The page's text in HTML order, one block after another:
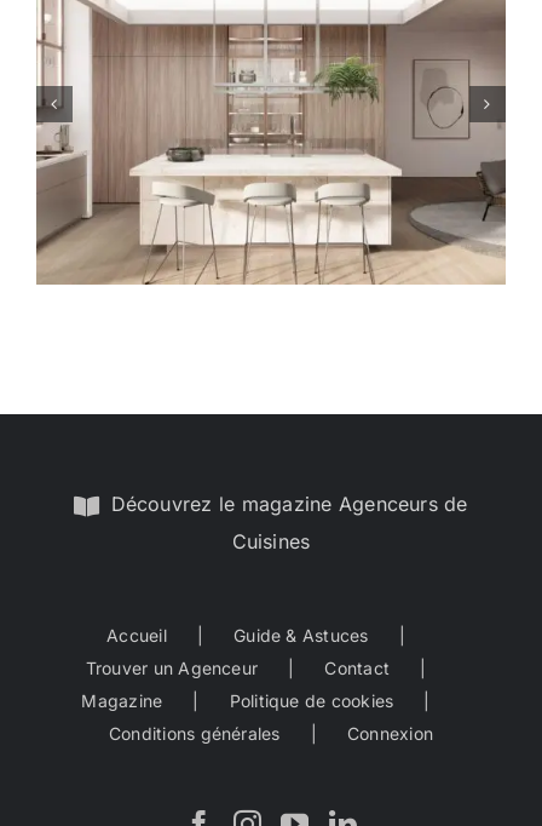
Focus : le style scandinave
Découvrez le magazine Agenceurs de
Cuisines
Accueil
Guide & Astuces
Trouver un Agenceur
Contact
Magazine
Politique de cookies
Conditions générales
Connexion